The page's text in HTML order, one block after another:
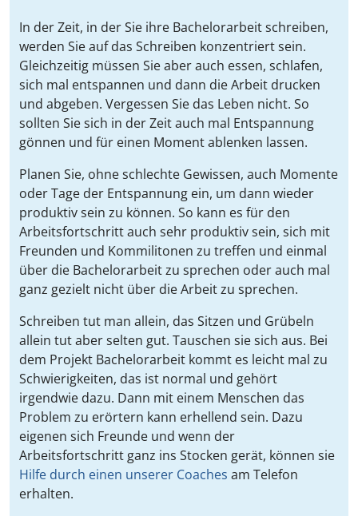
In der Zeit, in der Sie ihre Bachelorarbeit schreiben,
werden Sie auf das Schreiben konzentriert sein.
Gleichzeitig müssen Sie aber auch essen, schlafen,
sich mal entspannen und dann die Arbeit drucken
und abgeben. Vergessen Sie das Leben nicht. So
sollten Sie sich in der Zeit auch mal Entspannung
gönnen und für einen Moment ablenken lassen.
Planen Sie, ohne schlechte Gewissen, auch Momente
oder Tage der Entspannung ein, um dann wieder
produktiv sein zu können. So kann es für den
Arbeitsfortschritt auch sehr produktiv sein, sich mit
Freunden und Kommilitonen zu treffen und einmal
über die Bachelorarbeit zu sprechen oder auch mal
ganz gezielt nicht über die Arbeit zu sprechen.
Schreiben tut man allein, das Sitzen und Grübeln
allein tut aber selten gut. Tauschen sie sich aus. Bei
dem Projekt Bachelorarbeit kommt es leicht mal zu
Schwierigkeiten, das ist normal und gehört
irgendwie dazu. Dann mit einem Menschen das
Problem zu erörtern kann erhellend sein. Dazu
eigenen sich Freunde und wenn der
Arbeitsfortschritt ganz ins Stocken gerät, können sie
Hilfe durch einen unserer Coaches am Telefon
erhalten.